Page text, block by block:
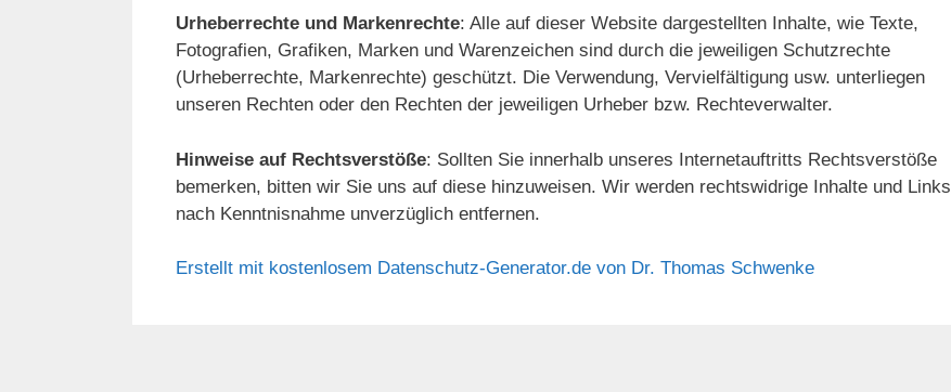
Urheberrechte und Markenrechte: Alle auf dieser Website dargestellten Inhalte, wie Texte,
Fotografien, Grafiken, Marken und Warenzeichen sind durch die jeweiligen Schutzrechte
(Urheberrechte, Markenrechte) geschützt. Die Verwendung, Vervielfältigung usw. unterliegen
unseren Rechten oder den Rechten der jeweiligen Urheber bzw. Rechteverwalter.
Hinweise auf Rechtsverstöße: Sollten Sie innerhalb unseres Internetauftritts Rechtsverstöße
bemerken, bitten wir Sie uns auf diese hinzuweisen. Wir werden rechtswidrige Inhalte und Links
nach Kenntnisnahme unverzüglich entfernen.
Erstellt mit kostenlosem Datenschutz-Generator.de von Dr. Thomas Schwenke